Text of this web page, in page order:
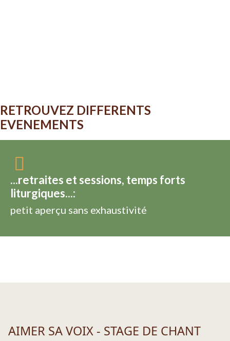
RETROUVEZ DIFFERENTS
EVENEMENTS
...retraites et sessions, temps forts
liturgiques...:
petit aperçu sans exhaustivité
AIMER SA VOIX - STAGE DE CHANT